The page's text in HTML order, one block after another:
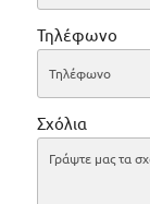
Τηλέφωνο
Σχόλια